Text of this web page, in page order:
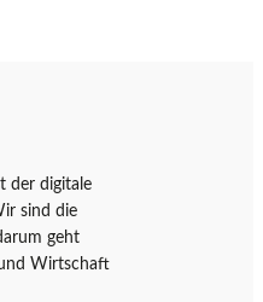
der digitale
sind die
geht
Wirtschaft